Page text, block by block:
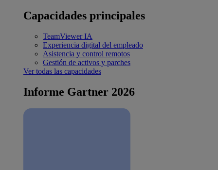
Capacidades principales
TeamViewer IA
Experiencia digital del empleado
Asistencia y control remotos
Gestión de activos y parches
Ver todas las capacidades
Informe Gartner 2026